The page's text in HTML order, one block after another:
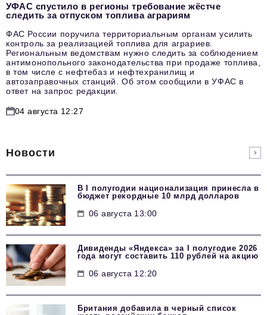
УФАС спустило в регионы требование жёстче
следить за отпуском топлива аграриям
ФАС России поручила территориальным органам усилить
контроль за реализацией топлива для аграриев.
Региональным ведомствам нужно следить за соблюдением
антимонопольного законодательства при продаже топлива,
в том числе с нефтебаз и нефтехранилищ и
автозаправочных станций. Об этом сообщили в УФАС в
ответ на запрос редакции.
04 августа 12:27
Новости
В I полугодии национализация принесла в
бюджет рекордные 10 млрд долларов
06 августа 13:00
Дивиденды «Яндекса» за I полугодие 2026
года могут составить 110 рублей на акцию
06 августа 12:20
Британия добавила в черный список